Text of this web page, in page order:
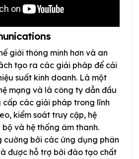
giới thông minh hơn và an
tạo ra các giải pháp để cải
suất kinh doanh. Là một
mạng và là công ty dẫn đầu
cấp các giải pháp trong lĩnh
kiểm soát truy cập, hệ
và hệ thống âm thanh.
cường bởi các ứng dụng phân
được hỗ trợ bởi đào tạo chất